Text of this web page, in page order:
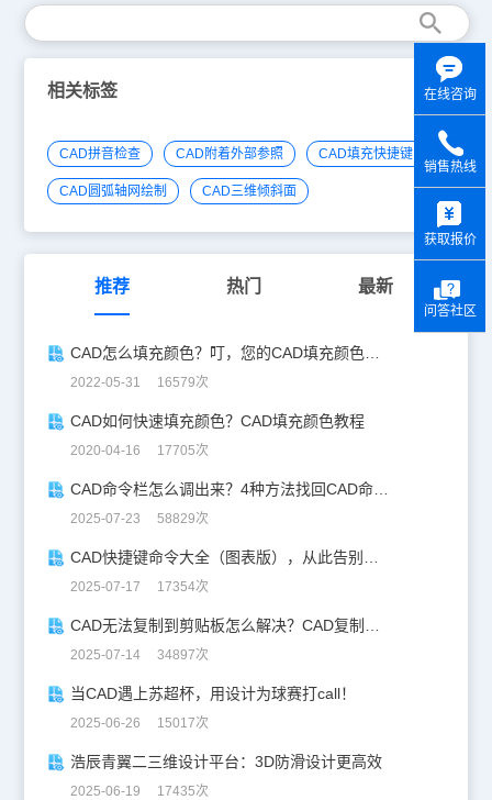
相关标签
CAD拼音检查 CAD附着外部参照 CAD填充快捷键
CAD圆弧轴网绘制 CAD三维倾斜面
推荐 热门 最新
CAD怎么填充颜色？叮，您的CAD填充颜色教程已送达！
2022-05-31 16579次
CAD如何快速填充颜色？CAD填充颜色教程
2020-04-16 17705次
CAD命令栏怎么调出来？4种方法找回CAD命令栏
2025-07-23 58829次
2025-07-17 17354次
2025-07-14 34897次
当CAD遇上苏超杯，用设计为球赛打call！
2025-06-26 15017次
浩辰青翼二三维设计平台：3D防滑设计更高效
2025-06-19 17435次
在线咨询
销售热线
获取报价
问答社区